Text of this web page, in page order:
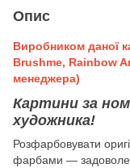
Опис
Виробником даної
Brushme, Rainbow
менеджера)
Картини за
художника!
Розфарбовувати
фарбами —